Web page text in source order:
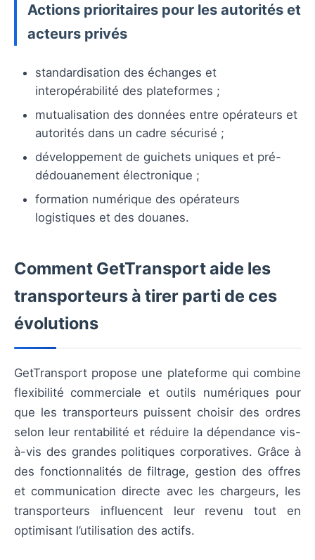
Actions prioritaires pour les autorités et
acteurs privés
standardisation des échanges et
interopérabilité des plateformes ;
mutualisation des données entre opérateurs et
autorités dans un cadre sécurisé ;
développement de guichets uniques et pré-
dédouanement électronique ;
formation numérique des opérateurs
logistiques et des douanes.
Comment GetTransport aide les
transporteurs à tirer parti de ces
évolutions
GetTransport propose une plateforme qui combine
flexibilité commerciale et outils numériques pour
que les transporteurs puissent choisir des ordres
selon leur rentabilité et réduire la dépendance vis-
à-vis des grandes politiques corporatives. Grâce à
des fonctionnalités de filtrage, gestion des offres
et communication directe avec les chargeurs, les
transporteurs influencent leur revenu tout en
optimisant l’utilisation des actifs.